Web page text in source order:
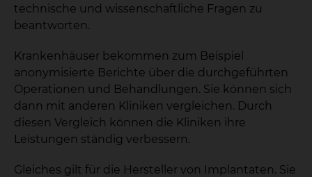
technische und wissenschaftliche Fragen zu
beantworten.
Krankenhäuser bekommen zum Beispiel
anonymisierte Berichte über die durchgeführten
Operationen und Behandlungen. Sie können sich
dann mit anderen Kliniken vergleichen. Durch
diesen Vergleich können die Kliniken ihre
Leistungen ständig verbessern.
Gleiches gilt für die Hersteller von Implantaten. Sie